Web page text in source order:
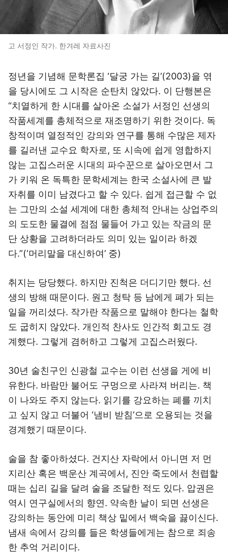
고 서정인 작가. 한겨레 자료사진
정년을 기념해 문학론집 ‘달궁 가는 길’(2003)을 엮
을 당시에도 그 시작은 순탄치 않았다. 이 단행본은
“치열하게 한 시대를 살아온 소설가 서정인 선생의
작품세계를 총체적으로 재조명하기 위한 것이다. 독
창적이며 열정적인 강의와 연구를 통해 수많은 제자
를 길러낸 교수요 학자로, 또 시속에 쉽게 영합하지
않는 고집스러운 시대의 파수꾼으로 살아오면서 그
가 키워 온 독특한 문학세계는 한국 소설사에 큰 발
자취를 이미 남겼다고 할 수 있다. 쉽게 접근할 수 없
는 그만의 소설 세계에 대한 총체적 안내는 상업주의
의 도도한 물결에 점점 물들어 가고 있는 작금의 문
단 상황을 고려하더라도 의미 있는 일이라 하겠
다.”(‘머리말을 대신하여’ 중)
취지는 당당했다. 하지만 진척은 더디기만 했다. 선
생의 방해 때문이다. 원고 청탁 등 남에게 폐가 되는
일을 꺼리셨다. 작가란 작품으로 말해야 한다는 철학
도 굽히지 않았다. 개인적 찬사도 인간적 회고도 경
계했다. 그렇게 겸허하고 그렇게 고집스러웠다.
30년 술친구인 신광철 교수는 이런 선생을 게에 비
유한다. 바람만 불어도 구멍으로 사라져 버리는. 책
이 나와도 주지 않는다. 읽기를 강요하는 폐를 끼치
고 싶지 않고 더불어 ‘냄비 받침’으로 오용되는 것을
경계했기 때문이다.
술을 참 좋아하셨다. 건지산 자락에서 아니면 저 먼
지리산 혹은 백운산 계곡에서, 진안 죽도에서 천렵할
때는 십리 길을 달려 술을 조달한 적도 있다. 압권은
역시 연구실에서의 향연. 약속한 날이 되면 선생은
강의하는 동안에 미리 책상 밑에서 백숙을 끓이신다.
냄새 속에서 강의를 들은 학생들에게는 참으로 죄송
한 추억 거리이다.